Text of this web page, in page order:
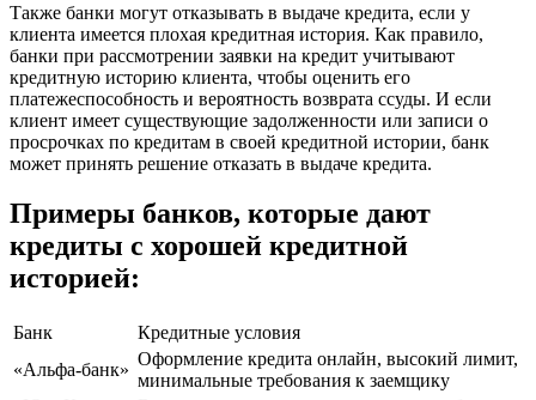
Также банки могут отказывать в выдаче кредита, если у
клиента имеется плохая кредитная история. Как правило,
банки при рассмотрении заявки на кредит учитывают
кредитную историю клиента, чтобы оценить его
платежеспособность и вероятность возврата ссуды. И если
клиент имеет существующие задолженности или записи о
просрочках по кредитам в своей кредитной истории, банк
может принять решение отказать в выдаче кредита.
Примеры банков, которые дают
кредиты с хорошей кредитной
историей:
Банк
Кредитные условия
«Альфа-банк»
Оформление кредита онлайн, высокий лимит,
минимальные требования к заемщику